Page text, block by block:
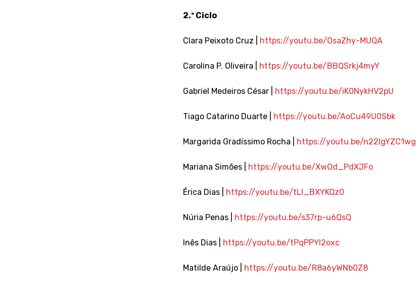
2.º Ciclo
Clara Peixoto Cruz | https://youtu.be/OsaZhy-MUQA
Carolina P. Oliveira | https://youtu.be/BBQSrkj4myY
Gabriel Medeiros César | https://youtu.be/iK0NykHV2pU
Tiago Catarino Duarte | https://youtu.be/AoCu49U0Sbk
Margarida Gradíssimo Rocha | https://youtu.be/n22IgYZC1wg
Mariana Simões | https://youtu.be/XwOd_PdXJFo
Érica Dias | https://youtu.be/tLl_BXYKQz0
Núria Penas | https://youtu.be/s37rp-u6QsQ
Inês Dias | https://youtu.be/tPqPPYl2oxc
Matilde Araújo | https://youtu.be/R8a6yWNb0Z8